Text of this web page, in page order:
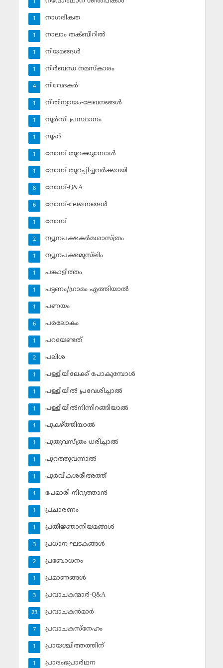
1
നാഗരികത
1
നാലാം തക്ബീറില്‍
1
നിയമങ്ങള്‍
1
നിര്‍ബന്ധ നമസ്‌കാരം
1
നിവേദകര്‍
4
നീതിന്യായം-ലേഖനങ്ങള്‍
1
നൂര്‍സി പ്രസ്ഥാനം
1
നൂഹ്‌
1
നോമ്പ് തുറക്കുമ്പോള്‍
1
നോമ്പ് തുറപ്പിച്ചവര്‍ക്കായി
1
നോമ്പ്-Q&A
8
നോമ്പ്-ലേഖനങ്ങള്‍
6
നോമ്പ്‌
1
ന്യൂനപക്ഷകര്‍മശാസ്ത്രം
2
ന്യൂനപക്ഷമുസ്‌ലിം
1
പങ്കാളിത്തം
1
പട്ടണം/ഗ്രാമം എത്തിയാല്‍
1
പണയം
1
പരലോകം
6
പറയേണ്ടത്
1
പലിശ
2
പള്ളിയിലേക്ക് പോകുമ്പോള്‍
1
പള്ളിയില്‍ പ്രവേശിച്ചാല്‍
1
പള്ളിയില്‍നിന്നിറങ്ങിയാല്‍
1
പുകഴ്ത്തിയാല്‍
1
പുതുവസ്ത്രം ധരിച്ചാല്‍
1
പുറത്തുവന്നാല്‍
1
പൂര്‍വികശരീഅത്ത്
1
പേമാരി നിറുത്താന്‍
1
പ്രചാരണം
1
പ്രതിജ്ഞാനിയമങ്ങള്‍
1
പ്രധാന ഘടകങ്ങള്‍
3
പ്രബോധനം
2
പ്രമാണങ്ങള്‍
1
പ്രവാചകന്മാര്‍-Q&A
3
പ്രവാചകന്‍മാര്‍
23
പ്രവാചകസ്‌നേഹം
7
പ്രായശ്ചിത്തത്തിന്
1
പ്രാരംഭപ്രാര്‍ഥന
1